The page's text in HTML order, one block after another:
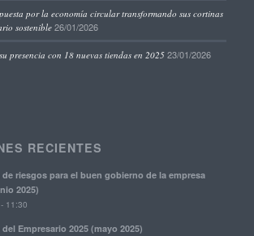
por la economía circular transformando sus cortinas
sostenible 26/01/2026
presencia con 18 nuevas tiendas en 2025 23/01/2026
RECIENTES
riesgos para el buen gobierno de la empresa
2025)
11:30
Empresario 2025 (mayo 2025)